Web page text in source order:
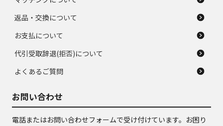
返品・交換について
お支払について
代引受取辞退(拒否)について
よくあるご質問
お問い合わせ
電話またはお問い合わせフォームで受け付けています。お困り